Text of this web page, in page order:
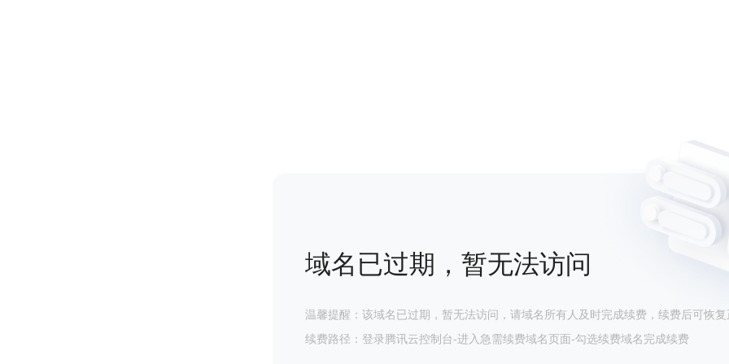
域名已过期，暂无法访问
温馨提醒：该域名已过期，暂无法访问，请域名所有人及时完成续费，续费后可恢复
续费路径：登录腾讯云控制台-进入急需续费域名页面-勾选续费域名完成续费